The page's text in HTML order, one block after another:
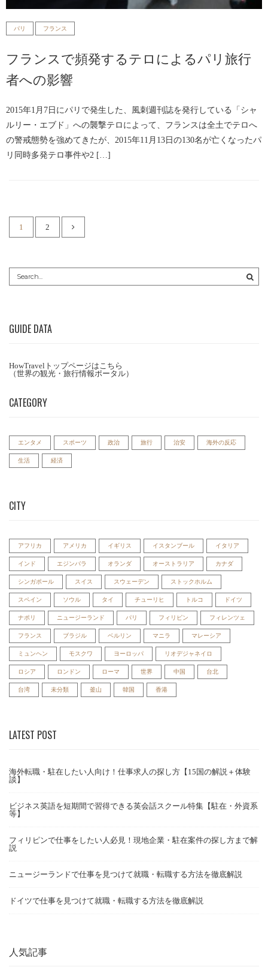
パリ フランス
フランスで頻発するテロによるパリ旅行
者への影響
2015年1月7日にパリで発生した、風刺週刊誌を発行している「シャ
ルリー・エブド」への襲撃テロによって、フランスは全土でテロへ
の警戒態勢を強めてきたが、2015年11月13日の130名が亡くなったパ
リ同時多発テロ事件や2 […]
1 2
GUIDE DATA
HowTravelトップページはこちら
（世界の観光・旅行情報ポータル）
CATEGORY
エンタメ スポーツ 政治 旅行 治安 海外の反応
生活 経済
CITY
アフリカ アメリカ イギリス イスタンブール イタリア
インド エジンバラ オランダ オーストラリア カナダ
シンガポール スイス スウェーデン ストックホルム
スペイン ソウル タイ チューリヒ トルコ ドイツ
ナポリ ニュージーランド パリ フィリピン フィレンツェ
フランス ブラジル ベルリン マニラ マレーシア
ミュンヘン モスクワ ヨーロッパ リオデジャネイロ
ロシア ロンドン ローマ 世界 中国 台北
台湾 未分類 釜山 韓国 香港
LATEST POST
海外転職・駐在したい人向け！仕事求人の探し方【15国の解説＋体験
談】
ビジネス英語を短期間で習得できる英会話スクール特集【駐在・外資系
等】
フィリピンで仕事をしたい人必見！現地企業・駐在案件の探し方まで解
説
ニュージーランドで仕事を見つけて就職・転職する方法を徹底解説
ドイツで仕事を見つけて就職・転職する方法を徹底解説
人気記事